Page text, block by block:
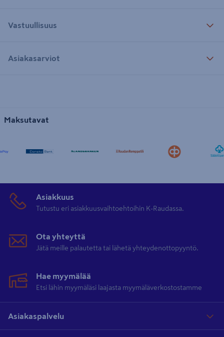
Vastuullisuus
Asiakasarviot
Maksutavat
Asiakkuus
Tutustu eri asiakkuusvaihtoehtoihin K-Raudassa.
Ota yhteyttä
Jätä meille palautetta tai lähetä yhteydenottopyyntö.
Hae myymälää
Etsi lähin myymäläsi laajasta myymäläverkostostamme
Asiakaspalvelu